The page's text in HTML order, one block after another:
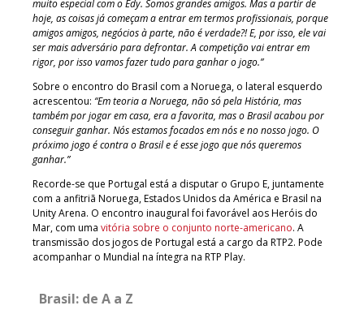
muito especial com o Edy. Somos grandes amigos. Mas a partir de
hoje, as coisas já começam a entrar em termos profissionais, porque
amigos amigos, negócios à parte, não é verdade?! E, por isso, ele vai
ser mais adversário para defrontar. A competição vai entrar em
rigor, por isso vamos fazer tudo para ganhar o jogo.”
Sobre o encontro do Brasil com a Noruega, o lateral esquerdo
acrescentou: “Em teoria a Noruega, não só pela História, mas
também por jogar em casa, era a favorita, mas o Brasil acabou por
conseguir ganhar. Nós estamos focados em nós e no nosso jogo. O
próximo jogo é contra o Brasil e é esse jogo que nós queremos
ganhar.”
Recorde-se que Portugal está a disputar o Grupo E, juntamente
com a anfitriã Noruega, Estados Unidos da América e Brasil na
Unity Arena. O encontro inaugural foi favorável aos Heróis do
Mar, com uma vitória sobre o conjunto norte-americano. A
transmissão dos jogos de Portugal está a cargo da RTP2. Pode
acompanhar o Mundial na íntegra na RTP Play.
Brasil: de A a Z